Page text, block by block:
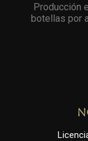
Producción
botellas por